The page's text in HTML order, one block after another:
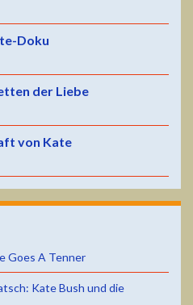
Doku
der Liebe
von Kate
Goes A Tenner
Kate Bush und die